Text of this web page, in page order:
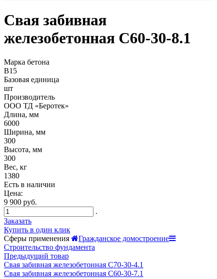
Свая забивная
железобетонная С60-30-8.1
Марка бетона
B15
Базовая единица
шт
Производитель
ООО ТД «Беротек»
Длина, мм
6000
Ширина, мм
300
Высота, мм
300
Вес, кг
1380
Есть в наличии
Цена:
9 900 руб.
.
Заказать
Купить в один клик
Сферы применения
Гражданское домостроение
Строительство фундамента
Предыдущий товар
Свая забивная железобетонная С70-30-4.1
Свая забивная железобетонная С60-30-7.1